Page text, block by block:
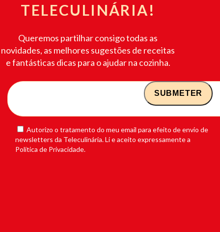
TELECULINÁRIA!
Queremos partilhar consigo todas as
novidades, as melhores sugestões de receitas
e fantásticas dicas para o ajudar na cozinha.
Autorizo o tratamento do meu email para efeito de envio de
newsletters da Teleculinária. Li e aceito expressamente a
Política de Privacidade.